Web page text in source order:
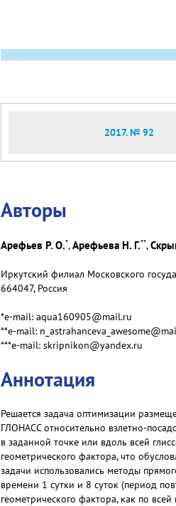
2017. № 92
Авторы
Арефьев Р. О.*,Арефьева Н. Г.**,
Иркутский филиал Московского
664047, Россия
*e-mail: aqua160905@mail.ru
**e-mail:
***e-mail: skripnikon@yandex.ru
Аннотация
Решается задача оптимизации
ГЛОНАСС относительно взлетно-
в заданной точке или вдоль всей
геометрического фактора, что
задачи использовались методы
времени 1 сутки и 8 суток (период
геометрического фактора, как по